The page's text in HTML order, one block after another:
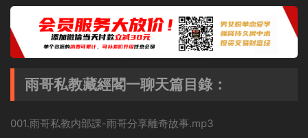
雨哥私教藏經閣一聊天篇目錄：
001.雨哥私教内部課-雨哥分享離奇故事.mp3